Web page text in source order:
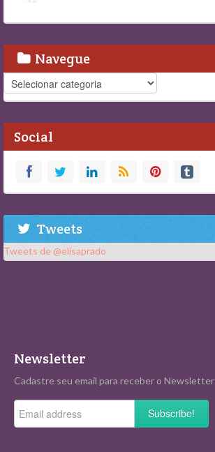
Navegue
Navegue
Social
Tweets
Tweets de @elisaprado
Newsletter
Cadastre seu email para receber o Newsletter
Subscribe!